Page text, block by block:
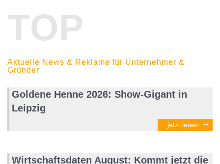
TOP
Aktuelle News & Reklame für Unternehmer &
Gründer
Goldene Henne 2026: Show-Gigant in
Leipzig
jetzt lesen
Wirtschaftsdaten August: Kommt jetzt die